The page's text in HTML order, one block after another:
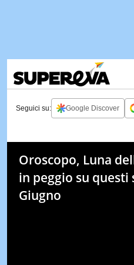
Seguici su: Google Discover
Oroscopo, Luna
in peggio su questi
Giugno